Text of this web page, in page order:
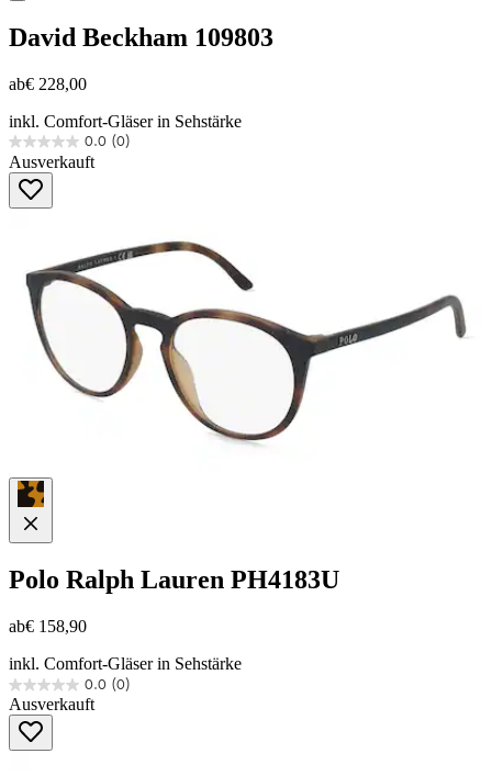
David Beckham 109803
ab€ 228,00
inkl. Comfort-Gläser in Sehstärke
0.0 (0)
0.0
von
Sternen.
Ausverkauft
Polo Ralph Lauren PH4183U
ab€ 158,90
inkl. Comfort-Gläser in Sehstärke
0.0 (0)
0.0
von
Sternen.
Ausverkauft